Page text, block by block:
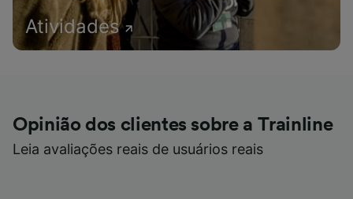
Atividades
Opinião dos clientes sobre a Trainline
Leia avaliações reais de usuários reais